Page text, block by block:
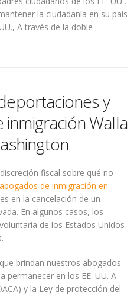
la ciudadanía en su país
A través de la doble
y
Walla
fiscal sobre qué no
abogados de inmigración en
en la cancelación de un
En algunos casos, los
de los Estados Unidos
brindan nuestros abogados
permanecer en los EE. UU. A
y la Ley de protección del